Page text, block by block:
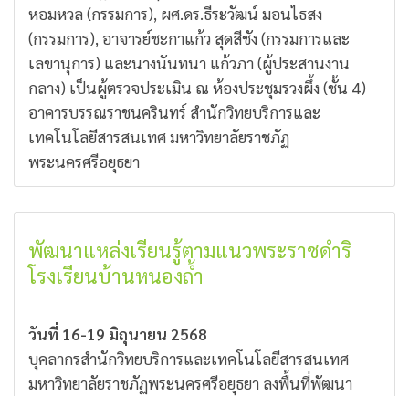
หอมหวล (กรรมการ), ผศ.ดร.ธีระวัฒน์ มอนไธสง
(กรรมการ), อาจารย์ชะกาแก้ว สุดสีชัง (กรรมการและ
เลขานุการ) และนางนันทนา แก้วภา (ผู้ประสานงาน
กลาง) เป็นผู้ตรวจประเมิน ณ ห้องประชุมรวงผึ้ง (ชั้น 4)
อาคารบรรณราชนครินทร์ สำนักวิทยบริการและ
เทคโนโลยีสารสนเทศ มหาวิทยาลัยราชภัฏ
พระนครศรีอยุธยา
พัฒนาแหล่งเรียนรู้ตามแนวพระราชดำริ
โรงเรียนบ้านหนองถ้ำ
วันที่ 16-19 มิถุนายน 2568
บุคลากรสำนักวิทยบริการและเทคโนโลยีสารสนเทศ
มหาวิทยาลัยราชภัฏพระนครศรีอยุธยา ลงพื้นที่พัฒนา